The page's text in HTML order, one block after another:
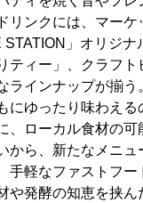
リンクには、マーケ
STATION」オリジ
ティー」、クラフト
ラインナップが揃う
にゆったり味わえる
、ローカル食材の
ら、新たなメニュ
手軽なファストフ
や発酵の知恵を挟ん